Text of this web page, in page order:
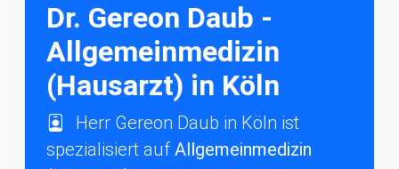
Dr. Gereon Daub -
Allgemeinmedizin
(Hausarzt) in Köln
Herr Gereon Daub in Köln ist
spezialisiert aufAllgemeinmedizin